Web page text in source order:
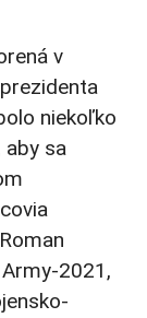
v
niekoľko
aby sa
2021,